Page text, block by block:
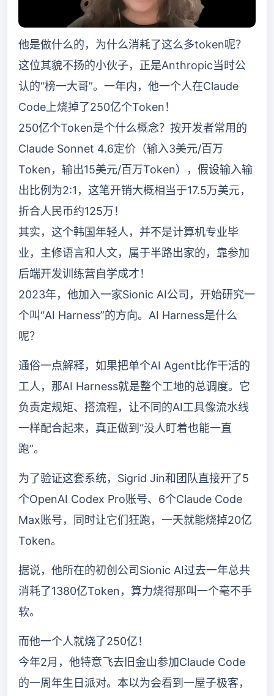
他是做什么的，为什么消耗了这么多token呢？
这位其貌不扬的小伙子，正是Anthropic当时公
认的“榜一大哥”。一年内，他一个人在Claude
Code上烧掉了250亿个Token！
250亿个Token是个什么概念？按开发者常用的
Claude Sonnet 4.6定价（输入3美元/百万
Token，输出15美元/百万Token），假设输入输
出比例为2:1，这笔开销大概相当于17.5万美元，
折合人民币约125万！
其实，这个韩国年轻人，并不是计算机专业毕
业，主修语言和人文，属于半路出家的，靠参加
后端开发训练营自学成才！
2023年，他加入一家Sionic AI公司，开始研究一
个叫“AI Harness”的方向。AI Harness是什么
呢？
通俗一点解释，如果把单个AI Agent比作干活的
工人，那AI Harness就是整个工地的总调度。它
负责定规矩、搭流程，让不同的AI工具像流水线
一样配合起来，真正做到“没人盯着也能一直
跑”。
为了验证这套系统，Sigrid Jin和团队直接开了5
个OpenAI Codex Pro账号、6个Claude Code
Max账号，同时让它们狂跑，一天就能烧掉20亿
Token。
据说，他所在的初创公司Sionic AI过去一年总共
消耗了1380亿Token，算力烧得那叫一个毫不手
软。
而他一个人就烧了250亿！
今年2月，他特意飞去旧金山参加Claude Code
的一周年生日派对。本以为会看到一屋子极客，